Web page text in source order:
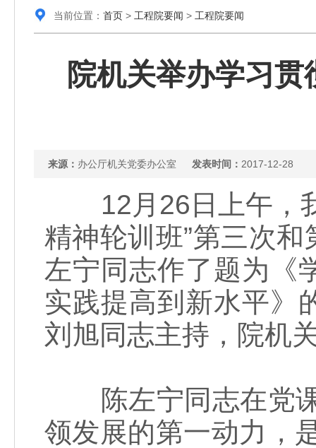
当前位置： 首页> 工程院要闻 > 工程院要闻
院机关举办学习
来源： 办公厅机关党委办公室 发表时间： 2017-12-28
12月26日上午，我
精神轮训班”第三次
左宁同志作了题为《
实践提高到新水平》
刘旭同志主持，院机
陈左宁同志在党课
领发展的第一动力，